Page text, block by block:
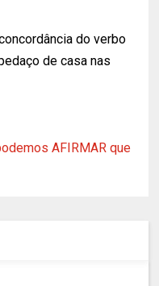
do verbo
de casa nas
AFIRMAR que